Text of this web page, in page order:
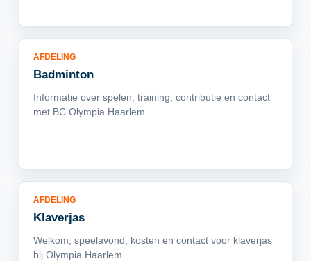
AFDELING
Badminton
Informatie over spelen, training, contributie en contact
met BC Olympia Haarlem.
AFDELING
Klaverjas
Welkom, speelavond, kosten en contact voor klaverjas
bij Olympia Haarlem.